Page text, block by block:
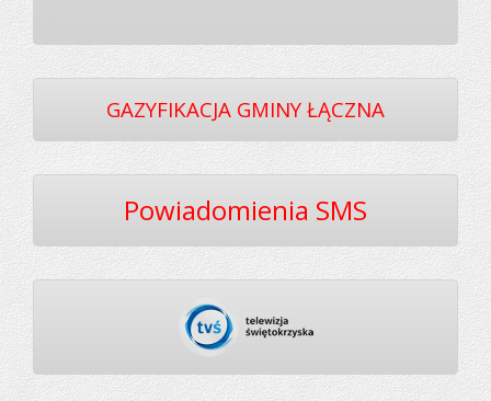
GAZYFIKACJA GMINY ŁĄCZNA
Powiadomienia SMS